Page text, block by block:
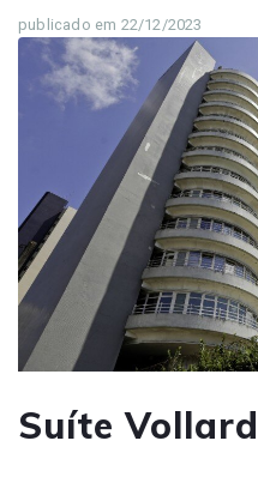
publicado em 22/12/2023
Suíte Vollard